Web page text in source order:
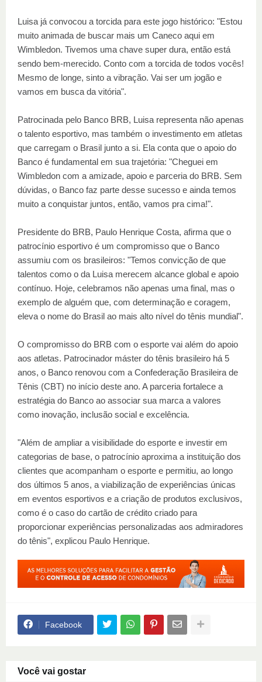
Luisa já convocou a torcida para este jogo histórico: "Estou
muito animada de buscar mais um Caneco aqui em
Wimbledon. Tivemos uma chave super dura, então está
sendo bem-merecido. Conto com a torcida de todos vocês!
Mesmo de longe, sinto a vibração. Vai ser um jogão e
vamos em busca da vitória".
Patrocinada pelo Banco BRB, Luisa representa não apenas
o talento esportivo, mas também o investimento em atletas
que carregam o Brasil junto a si. Ela conta que o apoio do
Banco é fundamental em sua trajetória: "Cheguei em
Wimbledon com a amizade, apoio e parceria do BRB. Sem
dúvidas, o Banco faz parte desse sucesso e ainda temos
muito a conquistar juntos, então, vamos pra cima!".
Presidente do BRB, Paulo Henrique Costa, afirma que o
patrocínio esportivo é um compromisso que o Banco
assumiu com os brasileiros: "Temos convicção de que
talentos como o da Luisa merecem alcance global e apoio
contínuo. Hoje, celebramos não apenas uma final, mas o
exemplo de alguém que, com determinação e coragem,
eleva o nome do Brasil ao mais alto nível do tênis mundial".
O compromisso do BRB com o esporte vai além do apoio
aos atletas. Patrocinador máster do tênis brasileiro há 5
anos, o Banco renovou com a Confederação Brasileira de
Tênis (CBT) no início deste ano. A parceria fortalece a
estratégia do Banco ao associar sua marca a valores
como inovação, inclusão social e excelência.
"Além de ampliar a visibilidade do esporte e investir em
categorias de base, o patrocínio aproxima a instituição dos
clientes que acompanham o esporte e permitiu, ao longo
dos últimos 5 anos, a viabilização de experiências únicas
em eventos esportivos e a criação de produtos exclusivos,
como é o caso do cartão de crédito criado para
proporcionar experiências personalizadas aos admiradores
do tênis", explicou Paulo Henrique.
Facebook
Você vai gostar